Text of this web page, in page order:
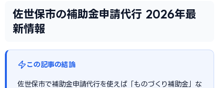
佐世保市の補助金申請代行 2026年最
新情報
この記事の結論
佐世保市で補助金申請代行を使えば「ものづくり補助金」な